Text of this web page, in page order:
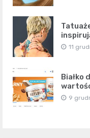
11
Białko
9